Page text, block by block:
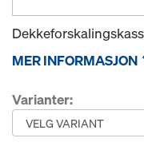
MER INFORMASJON
Varianter: